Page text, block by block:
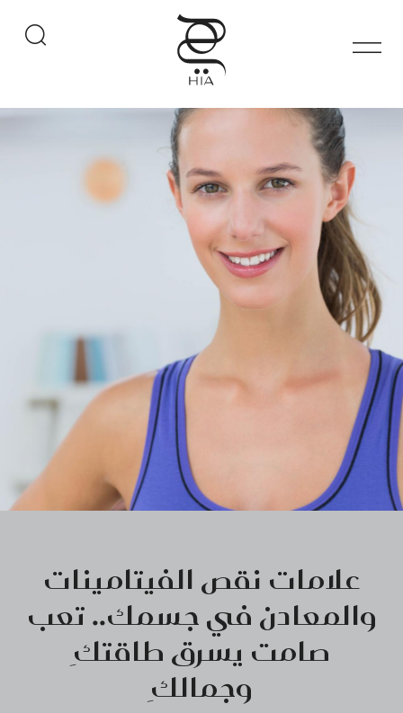
علامات نقص الفيتامينات
والمعادن في جسمك.. تعب
صامت يسرق طاقتكِ
وجمالكِ